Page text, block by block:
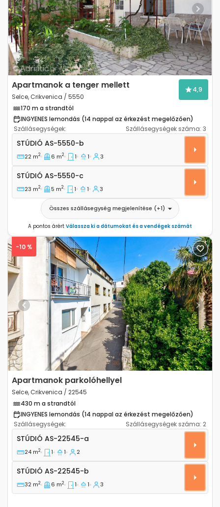
Previous Next
Apartmanok a tenger mellett
Selce, Crikvenica / 5550
4,9
170 m a strandtól
INGYENES lemondás (14 nappal az érkezést megelőzően)
Szállásegységek:
Szállásegységek száma: 3
Stúdió apartman Selce, Crikvenica AS-5550-b
STÚDIÓ AS-5550-b
22 m2 6 m2 1 1 3
Stúdió AS-5550-c
STÚDIÓ AS-5550-c
23 m2 5 m2 1 1 3
Összes szállásegység megjelenítése (+1)
A pontos árért Válassza ki a dátumokat és a vendégek számát
Previous Next
-10 %
Apartmanok parkolóhellyel
Selce, Crikvenica / 22545
430 m a strandtól
INGYENES lemondás (14 nappal az érkezést megelőzően)
Szállásegységek:
Szállásegységek száma: 2
Stúdió apartman Selce, Crikvenica AS-22545-a
STÚDIÓ AS-22545-a
24 m2 1 1 2
Stúdió AS-22545-b
STÚDIÓ AS-22545-b
32 m2 6 m2 1 1 3